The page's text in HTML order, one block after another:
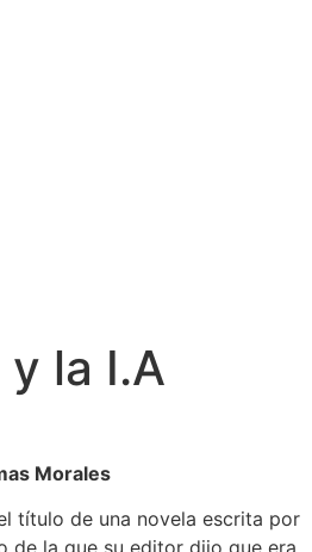
la I.A
Morales
título de una novela escrita por